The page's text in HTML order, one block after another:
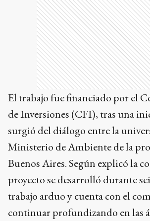
El trabajo fue financiado por el
de Inversiones (CFI), tras una
surgió del diálogo entre la
Ministerio de Ambiente de la
Buenos Aires. Según explicó la
proyecto se desarrolló durante
trabajo arduo y cuenta con el
continuar profundizando en las